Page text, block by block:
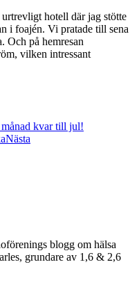
hotell där jag stötte
i foajén. Vi pratade till sena
Och på hemresan
vilken intressant
månad kvar till jul!
Nästa
blogg om hälsa
grundare av 1,6 & 2,6